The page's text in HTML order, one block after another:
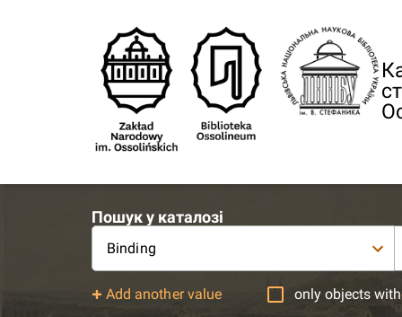
Пошук у каталозі
Binding
Add another value only objects with